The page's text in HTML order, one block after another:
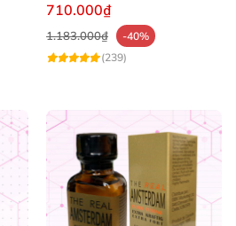
710.000₫
1.183.000₫
-40%
(239)